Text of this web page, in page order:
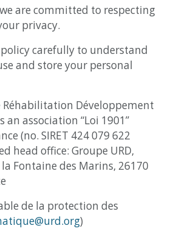
are committed to respecting
privacy.
carefully to understand
and store your personal
Réhabilitation Développement
an association “Loi 1901”
(no. SIRET 424 079 622
head office: Groupe URD,
Fontaine des Marins, 26170
de la protection des
)